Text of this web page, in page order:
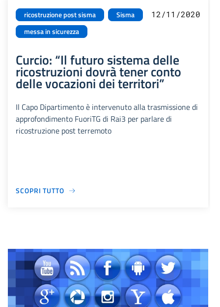
ricostruzione post sisma
Sisma
messa in sicurezza
12/11/2020
Curcio: “Il futuro sistema delle
ricostruzioni dovrà tener conto
delle vocazioni dei territori”
Il Capo Dipartimento è intervenuto alla trasmissione di
approfondimento FuoriTG di Rai3 per parlare di
ricostruzione post terremoto
SCOPRI TUTTO